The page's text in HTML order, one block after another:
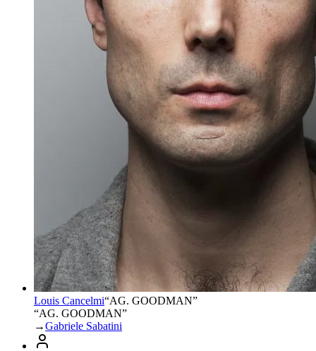
Louis Cancelmi“AG. GOODMAN”
“AG. GOODMAN”
→Gabriele Sabatini